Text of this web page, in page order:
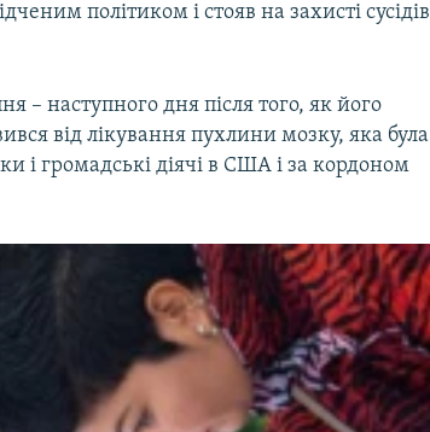
політиком і стояв на захисті сусідів
– наступного дня після того, як його
від лікування пухлини мозку, яка була
і громадські діячі в США і за кордоном